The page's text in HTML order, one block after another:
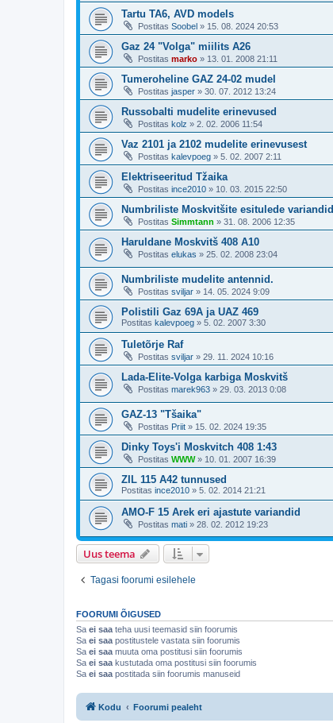
Tartu TA6, AVD models
Postitas Soobel » 15. 08. 2024 20:53
Gaz 24 "Volga" miilits A26
Postitas marko » 13. 01. 2008 21:11
Tumeroheline GAZ 24-02 mudel
Postitas jasper » 30. 07. 2012 13:24
Russobalti mudelite erinevused
Postitas kolz » 2. 02. 2006 11:54
Vaz 2101 ja 2102 mudelite erinevusest
Postitas kalevpoeg » 5. 02. 2007 2:11
Elektriseeritud Tžaika
Postitas ince2010 » 10. 03. 2015 22:50
Numbriliste Moskvitšite esitulede variandid
Postitas Simmtann » 31. 08. 2006 12:35
Haruldane Moskvitš 408 A10
Postitas elukas » 25. 02. 2008 23:04
Numbriliste mudelite antennid.
Postitas sviljar » 14. 05. 2024 9:09
Polistili Gaz 69A ja UAZ 469
Postitas kalevpoeg » 5. 02. 2007 3:30
Tuletõrje Raf
Postitas sviljar » 29. 11. 2024 10:16
Lada-Elite-Volga karbiga Moskvitš
Postitas marek963 » 29. 03. 2013 0:08
GAZ-13 "Tšaika"
Postitas Priit » 15. 02. 2024 19:35
Dinky Toys'i Moskvitch 408 1:43
Postitas WWW» 10. 01. 2007 16:39
ZIL 115 A42 tunnused
Postitas ince2010 » 5. 02. 2014 21:21
AMO-F 15 Arek eri ajastute variandid
Postitas mati » 28. 02. 2012 19:23
Uus teema
Tagasi foorumi esilehele
FOORUMI ÕIGUSED
Sa ei saa teha uusi teemasid siin foorumis
Sa ei saa postitustele vastata siin foorumis
Sa ei saa muuta oma postitusi siin foorumis
Sa ei saa kustutada oma postitusi siin foorumis
Sa ei saa postitada siin foorumis manuseid
Kodu Foorumi pealeht